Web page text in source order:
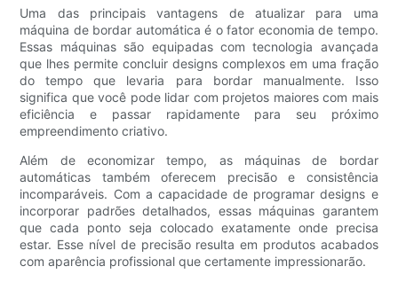
Uma das principais vantagens de atualizar para uma
máquina de bordar automática é o fator economia de tempo.
Essas máquinas são equipadas com tecnologia avançada
que lhes permite concluir designs complexos em uma fração
do tempo que levaria para bordar manualmente. Isso
significa que você pode lidar com projetos maiores com mais
eficiência e passar rapidamente para seu próximo
empreendimento criativo.
Além de economizar tempo, as máquinas de bordar
automáticas também oferecem precisão e consistência
incomparáveis. Com a capacidade de programar designs e
incorporar padrões detalhados, essas máquinas garantem
que cada ponto seja colocado exatamente onde precisa
estar. Esse nível de precisão resulta em produtos acabados
com aparência profissional que certamente impressionarão.